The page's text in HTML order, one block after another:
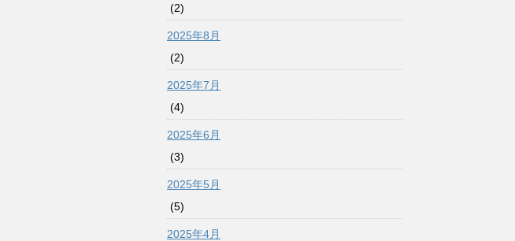
(2)
2025年8月
(2)
2025年7月
(4)
2025年6月
(3)
2025年5月
(5)
2025年4月